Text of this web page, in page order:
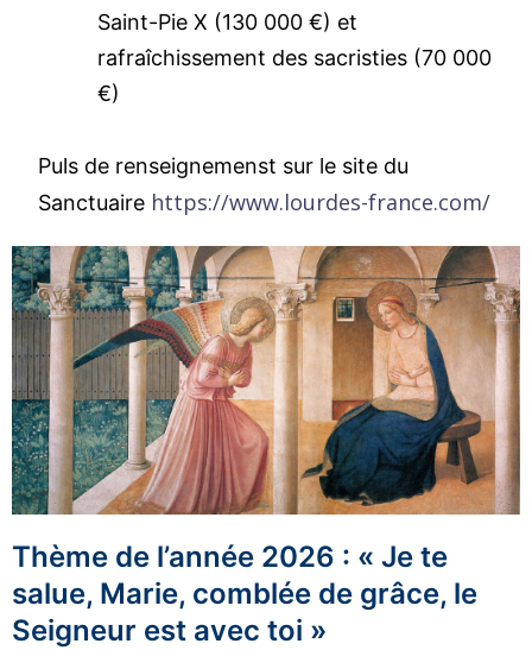
Saint-Pie X (130 000 €) et
rafraîchissement des sacristies (70 000
€)
Puls de renseignemenst sur le site du
Sanctuaire https://www.lourdes-france.com/
Thème de l’année 2026 : « Je te
salue, Marie, comblée de grâce, le
Seigneur est avec toi »